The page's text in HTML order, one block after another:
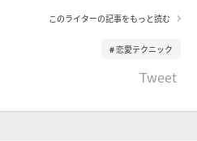
このライターの記事をもっと読む
恋愛テクニック
Tweet